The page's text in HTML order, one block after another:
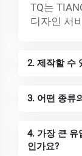
TQ는
디자인 서
2. 제작할 수
3. 어떤 종류
4. 가장 큰 유
인가요?